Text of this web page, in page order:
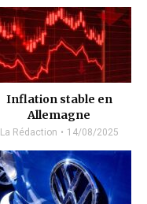
Inflation stable en
Allemagne
La Rédaction 14/08/2025